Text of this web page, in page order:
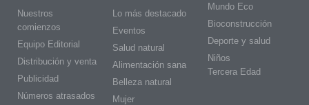
Nuestros
comienzos
Equipo Editorial
Distribución y venta
Publicidad
Números atrasados
Lo más destacado
Eventos
Salud natural
Alimentación sana
Belleza natural
Mujer
Mundo Eco
Bioconstrucción
Deporte y salud
Niños
Tercera Edad